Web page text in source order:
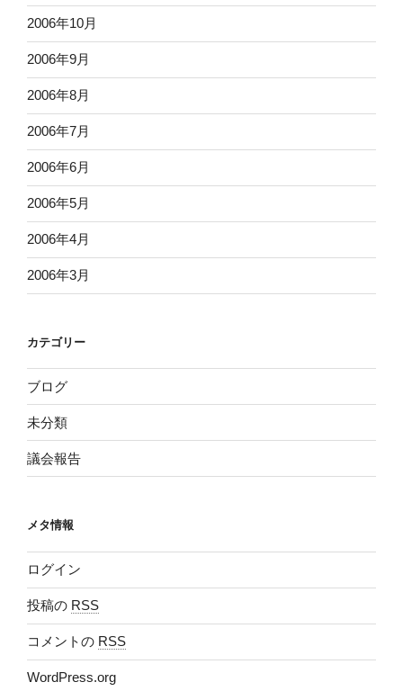
2006年10月
2006年9月
2006年8月
2006年7月
2006年6月
2006年5月
2006年4月
2006年3月
カテゴリー
ブログ
未分類
議会報告
メタ情報
ログイン
投稿の RSS
コメントの RSS
WordPress.org